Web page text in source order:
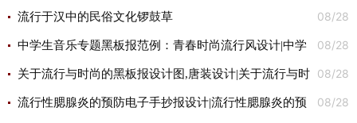
08/28
流行于汉中的民俗文化锣鼓草
08/28
中学生音乐专题黑板报范例：青春时尚流行风设计|中学
生音乐专题黑板报范例：青春时尚流行风图片 08/28
关于流行与时尚的黑板报设计图,唐装设计|关于流行与时
尚的黑板报设计图,唐装图片 08/28
流行性腮腺炎的预防电子手抄报设计|流行性腮腺炎的预